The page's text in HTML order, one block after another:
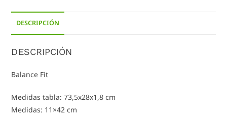
DESCRIPCIÓN
DESCRIPCIÓN
Balance Fit
Medidas tabla: 73,5x28x1,8 cm
Medidas: 11×42 cm